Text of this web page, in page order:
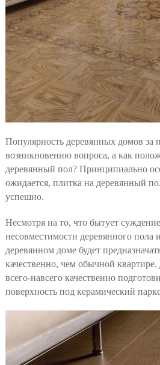
Популярность деревянных домов за
возникновению вопроса, а как
деревянный пол? Принципиально
ожидается, плитка на деревянный
успешно.
Несмотря на то, что бытует
несовместимости деревянного пола
деревянном доме будет
качественно, чем обычной квартире.
всего-навсего качественно
поверхность под керамический